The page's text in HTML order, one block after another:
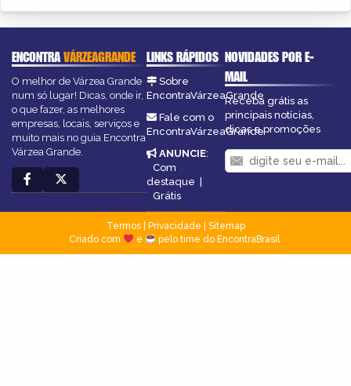
ENCONTRAVÁRZEAGRANDE
O melhor de Várzea Grande
num só lugar! Dicas, onde ir,
o que fazer, as melhores
empresas, locais, serviços e
muito mais no guia Encontra
Várzea Grande.
LINKS RÁPIDOS
Sobre
EncontraVárzeaGrande
Fale com o
EncontraVárzeaGrande
ANUNCIE:
Com
destaque |
Grátis
NOVIDADES POR E-
MAIL
Receba grátis as
principais notícias,
dicas e promoções
Termos| Privacidade
Sitemap
Criado com
e pelo time do EncontraBrasil